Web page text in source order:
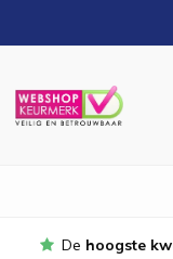
De hoogste